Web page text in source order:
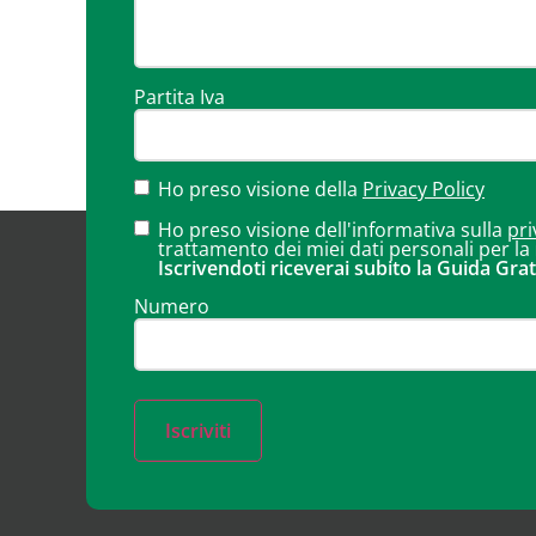
Partita Iva
Ho preso visione della Privacy Policy
Ho preso visione dell'informativa sulla
trattamento dei miei dati personali per la
Iscrivendoti riceverai subito la Guida
Numero
Iscriviti